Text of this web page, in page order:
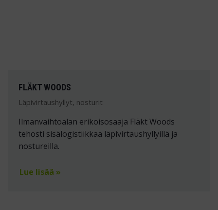
FLÄKT WOODS
Läpivirtaushyllyt, nosturit
Ilmanvaihtoalan erikoisosaaja Fläkt Woods
tehosti sisälogistiikkaa läpivirtaushyllyillä ja
nostureilla.
Lue lisää »